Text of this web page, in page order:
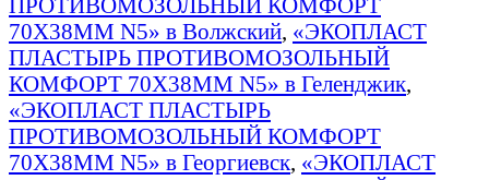
70Х38ММ N5» в Волжский, «ЭКОПЛАСТ
ПЛАСТЫРЬ ПРОТИВОМОЗОЛЬНЫЙ
КОМФОРТ 70Х38ММ N5» в Геленджик,
«ЭКОПЛАСТ ПЛАСТЫРЬ
ПРОТИВОМОЗОЛЬНЫЙ КОМФОРТ
70Х38ММ N5» в Георгиевск, «ЭКОПЛАСТ